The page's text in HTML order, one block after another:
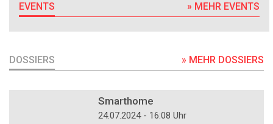
EVENTS » MEHR EVENTS
DOSSIERS » MEHR DOSSIERS
Smarthome
24.07.2024 - 16:08 Uhr